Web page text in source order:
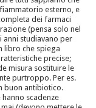
esterno, e
dei farmaci
(pensa solo nel
anni studiavano per
libro che spiega
precise;
misura sostituire le
purtroppo. Per es.
buon antibiotico.
scadenze